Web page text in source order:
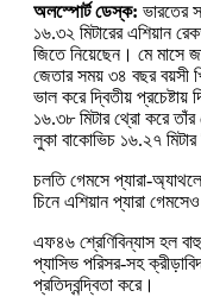
অলস্পোর্ট ডেস্ক: ভারতের
১৬.৩২ মিটারের এশিয়ান
জিতে নিয়েছেন। মে মাসে
জেতার সময় ৩৪ বছর বয়সী
ভাল করে দ্বিতীয় প্রচেষ্টায়
১৬.৩৮ মিটার থ্রো করে তাঁর
লুকা বাকোভিচ ১৬.২৭ মিটার
চলতি গেমসে প্যারা-
চিনে এশিয়ান প্যারা
এফ৪৬ শ্রেণিবিন্যাস হল
প্যাসিভ পরিসর-সহ
প্রতিদ্বন্দ্বিতা করে।